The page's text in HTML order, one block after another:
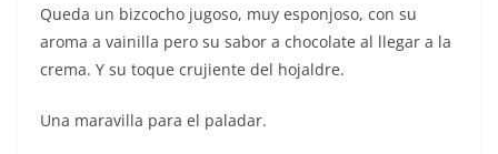
Queda un bizcocho jugoso, muy esponjoso, con su
aroma a vainilla pero su sabor a chocolate al llegar a la
crema. Y su toque crujiente del hojaldre.
Una maravilla para el paladar.